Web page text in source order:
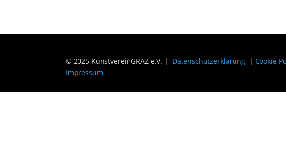
© 2025 KunstvereinGRAZ e.V. | Datenschutzerklärung |Cookie
Impressum